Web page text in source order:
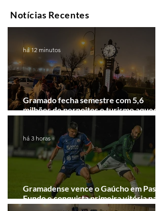
Notícias Recentes
Gramado fecha semestre com 5,6
milhões de pernoites e turismo
Junho desponta!
há 12 minutos
Gramadense vence o Gaúcho em Passo
Fundo e conquista primeira vitória na
Série A2
há 3 horas